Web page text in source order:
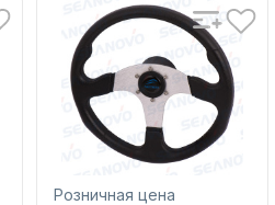
Розничная цена